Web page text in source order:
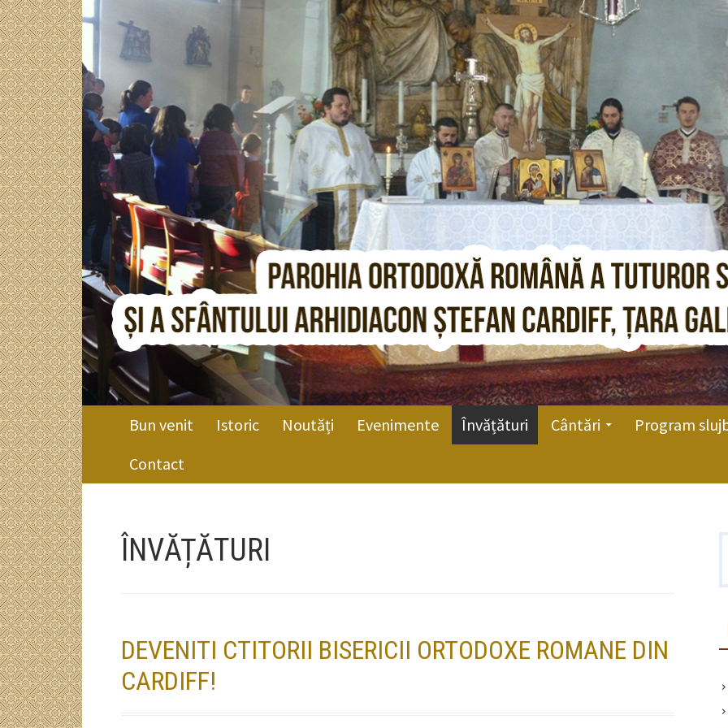
Sari
conținut
BISERICAORTODOXACARDIFF.CO
M
MENIU
PRINCIPAL
Bun venit Istoric Noutăți Evenimente Învățături Cântări Program
Contact
ÎNVĂȚĂTURI
DEVENITI CTITORII BISERICII ORTODOXE ROMANE DIN
CARDIFF!